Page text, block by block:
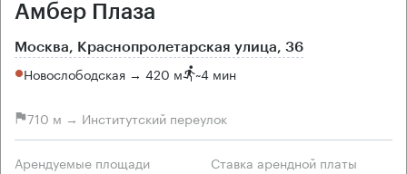
Амбер Плаза
Москва, Краснопролетарская улица, 36
Новослободская → 420 м ~4 мин
710 м → Институтский переулок
Арендуемые площади Ставка арендной платы